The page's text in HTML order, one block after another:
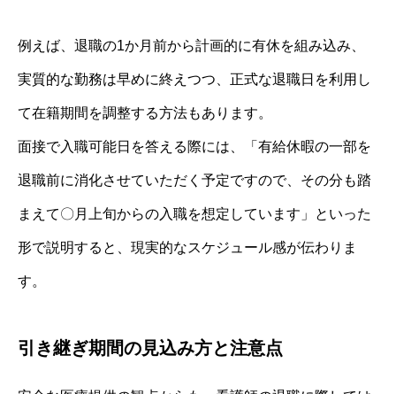
例えば、退職の1か月前から計画的に有休を組み込み、
実質的な勤務は早めに終えつつ、正式な退職日を利用し
て在籍期間を調整する方法もあります。
面接で入職可能日を答える際には、「有給休暇の一部を
退職前に消化させていただく予定ですので、その分も踏
まえて〇月上旬からの入職を想定しています」といった
形で説明すると、現実的なスケジュール感が伝わりま
す。
引き継ぎ期間の見込み方と注意点